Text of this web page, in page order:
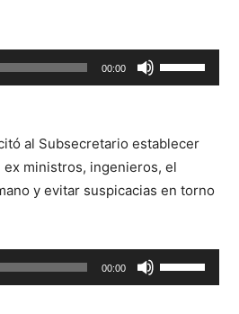
00:00
las
flecha
arriba/abajo
para
o
disminuir
al Subsecretario establecer
ministros, ingenieros, el
y evitar suspicacias en torno
00:00
las